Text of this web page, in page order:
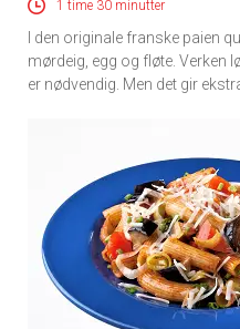
1 time 30 minutter
I den originale franske paien
mørdeig, egg og fløte. Verken
er nødvendig. Men det gir